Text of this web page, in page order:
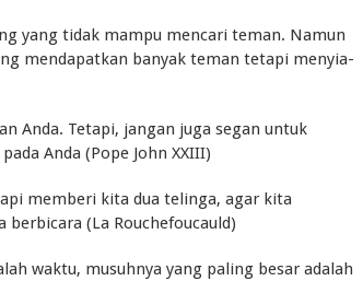
yang tidak mampu mencari teman. Namun
mendapatkan banyak teman tetapi menyia-
Anda. Tetapi, jangan juga segan untuk
Anda (Pope John XXIII)
memberi kita dua telinga, agar kita
(La Rouchefoucauld)
waktu, musuhnya yang paling besar adalah